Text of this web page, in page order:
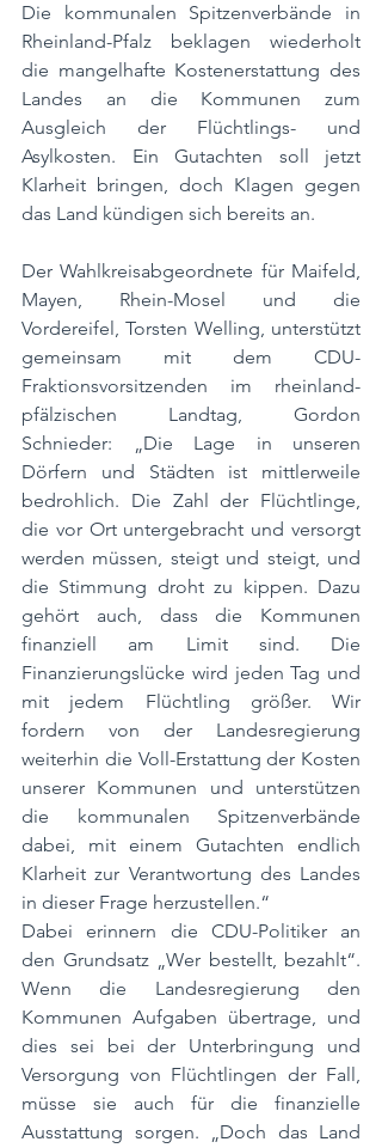
Die kommunalen Spitzenverbände in
Rheinland-Pfalz beklagen wiederholt
die mangelhafte Kostenerstattung des
Landes an die Kommunen zum
Ausgleich der Flüchtlings- und
Asylkosten. Ein Gutachten soll jetzt
Klarheit bringen, doch Klagen gegen
das Land kündigen sich bereits an.
Der Wahlkreisabgeordnete für Maifeld,
Mayen, Rhein-Mosel und die
Vordereifel, Torsten Welling, unterstützt
gemeinsam mit dem CDU-
Fraktionsvorsitzenden im rheinland-
pfälzischen Landtag, Gordon
Schnieder: „Die Lage in unseren
Dörfern und Städten ist mittlerweile
bedrohlich. Die Zahl der Flüchtlinge,
die vor Ort untergebracht und versorgt
werden müssen, steigt und steigt, und
die Stimmung droht zu kippen. Dazu
gehört auch, dass die Kommunen
finanziell am Limit sind. Die
Finanzierungslücke wird jeden Tag und
mit jedem Flüchtling größer. Wir
fordern von der Landesregierung
weiterhin die Voll-Erstattung der Kosten
unserer Kommunen und unterstützen
die kommunalen Spitzenverbände
dabei, mit einem Gutachten endlich
Klarheit zur Verantwortung des Landes
in dieser Frage herzustellen.“
Dabei erinnern die CDU-Politiker an
den Grundsatz „Wer bestellt, bezahlt“.
Wenn die Landesregierung den
Kommunen Aufgaben übertrage, und
dies sei bei der Unterbringung und
Versorgung von Flüchtlingen der Fall,
müsse sie auch für die finanzielle
Ausstattung sorgen. „Doch das Land